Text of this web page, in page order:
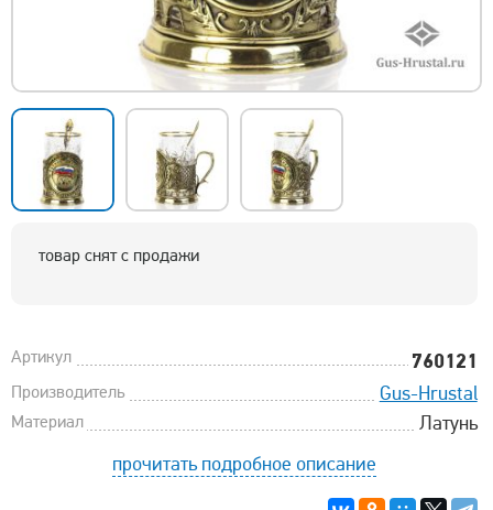
товар снят с продажи
Артикул 760121
Производитель Gus-Hrustal
Материал
Латунь
прочитать подробное описание